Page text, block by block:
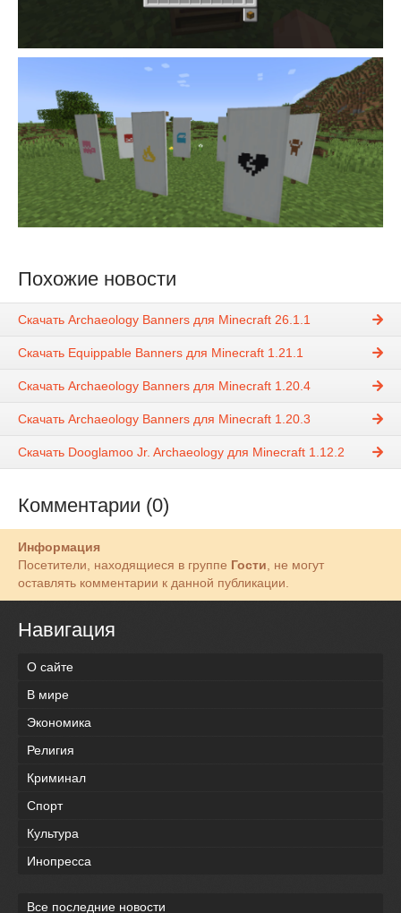
Похожие новости
Скачать Archaeology Banners для Minecraft 26.1.1
Скачать Equippable Banners для Minecraft 1.21.1
Скачать Archaeology Banners для Minecraft 1.20.4
Скачать Archaeology Banners для Minecraft 1.20.3
Скачать Dooglamoo Jr. Archaeology для Minecraft 1.12.2
Комментарии (0)
Информация
Посетители, находящиеся в группе Гости , не могут
оставлять комментарии к данной публикации.
Навигация
О сайте
В мире
Экономика
Религия
Криминал
Спорт
Культура
Инопресса
Все последние новости